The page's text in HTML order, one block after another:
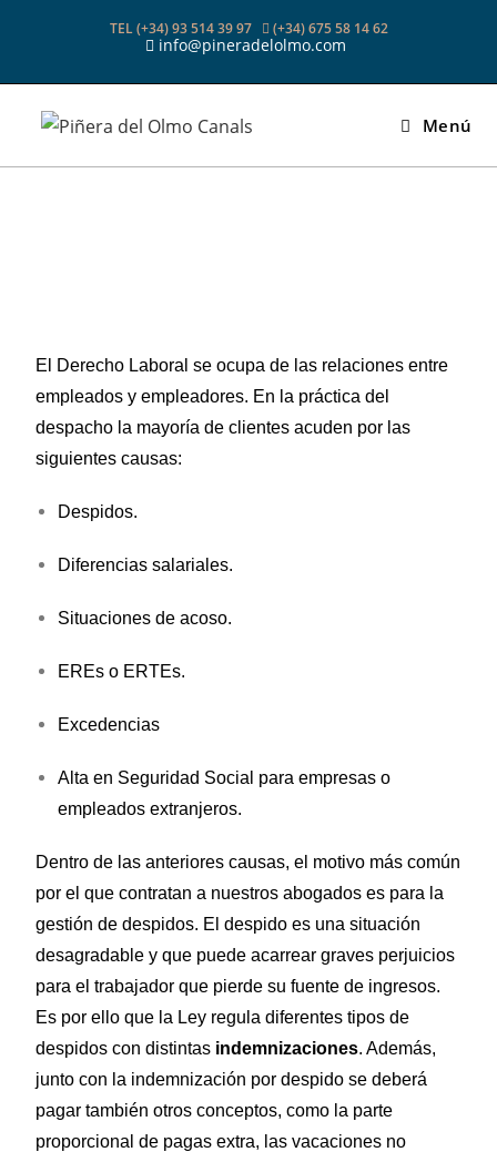
TEL (+34) 93 514 39 97 (+34) 675 58 14 62
info@pineradelolmo.com
Menú
El Derecho Laboral se ocupa de las relaciones entre
empleados y empleadores. En la práctica del
despacho la mayoría de clientes acuden por las
siguientes causas:
Despidos.
Diferencias salariales.
Situaciones de acoso.
EREs o ERTEs.
Excedencias
Alta en Seguridad Social para empresas o
empleados extranjeros.
Dentro de las anteriores causas, el motivo más común
por el que contratan a nuestros abogados es para la
gestión de despidos. El despido es una situación
desagradable y que puede acarrear graves perjuicios
para el trabajador que pierde su fuente de ingresos.
Es por ello que la Ley regula diferentes tipos de
despidos con distintas indemnizaciones. Además,
junto con la indemnización por despido se deberá
pagar también otros conceptos, como la parte
proporcional de pagas extra, las vacaciones no